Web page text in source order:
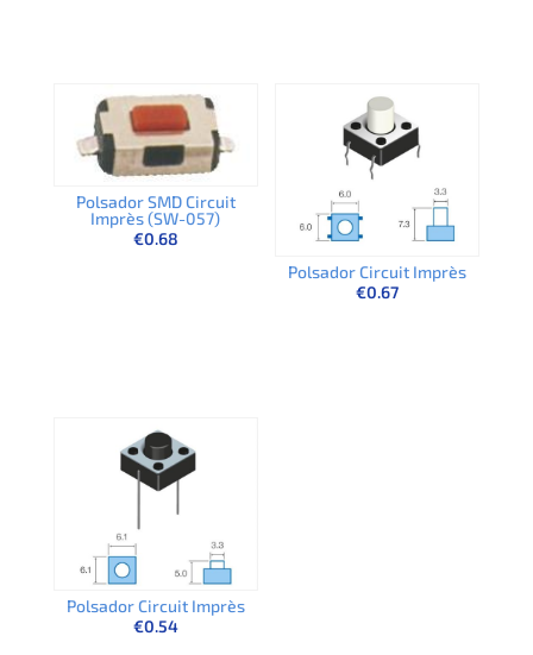
Polsador SMD Circuit
Imprès (SW-057)
€0.68
Polsador Circuit Imprès
€0.67
Polsador Circuit Imprès
€0.54